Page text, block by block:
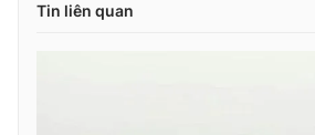
Tin liên quan